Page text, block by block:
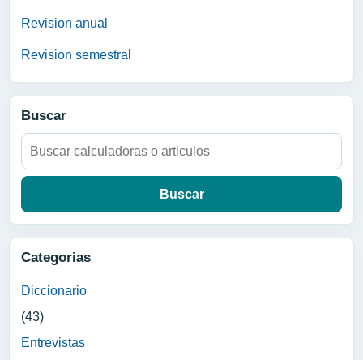
Revision anual
Revision semestral
Buscar
Buscar:
Categorias
Diccionario
(43)
Entrevistas